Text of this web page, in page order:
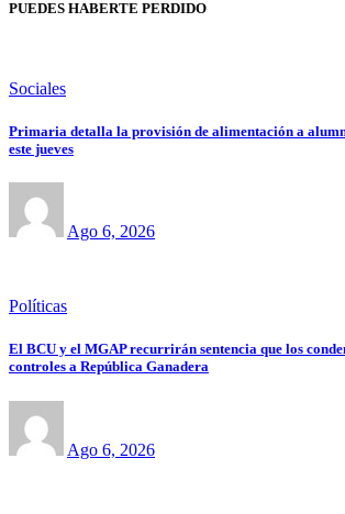
PUEDES HABERTE PERDIDO
Sociales
Primaria detalla la provisión de alimentación a
este jueves
Ago 6, 2026
Políticas
El BCU y el MGAP recurrirán sentencia que los
controles a República Ganadera
Ago 6, 2026